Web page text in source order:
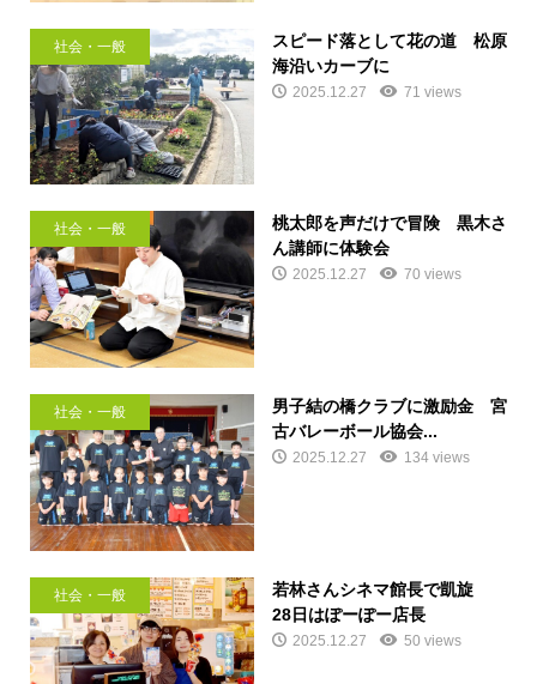
社会・一般
スピード落として花の道 松原
海沿いカーブに
2025.12.27 71 views
社会・一般
桃太郎を声だけで冒険 黒木さ
ん講師に体験会
2025.12.27 70 views
社会・一般
男子結の橋クラブに激励金 宮
古バレーボール協会...
2025.12.27 134 views
社会・一般
若林さんシネマ館長で凱旋
28日はぽーぽー店長
2025.12.27 50 views